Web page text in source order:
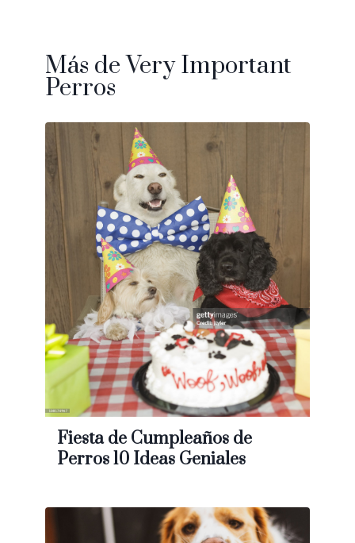
Más de Very Important
Perros
Fiesta de Cumpleaños de
Perros 10 Ideas Geniales